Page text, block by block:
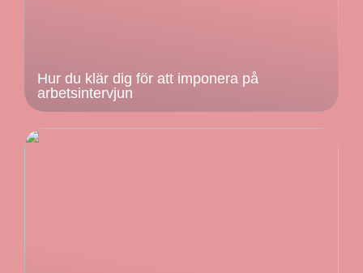
Hur du klär dig för att imponera på
arbetsintervjun